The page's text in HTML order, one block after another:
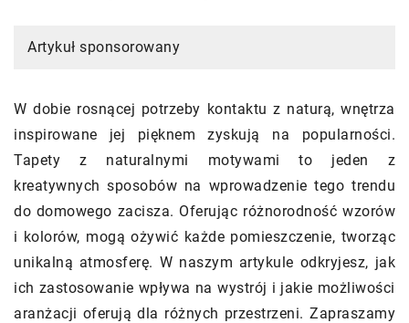
Artykuł sponsorowany
W dobie rosnącej potrzeby kontaktu z naturą, wnętrza
inspirowane jej pięknem zyskują na popularności.
Tapety z naturalnymi motywami to jeden z
kreatywnych sposobów na wprowadzenie tego trendu
do domowego zacisza. Oferując różnorodność wzorów
i kolorów, mogą ożywić każde pomieszczenie, tworząc
unikalną atmosferę. W naszym artykule odkryjesz, jak
ich zastosowanie wpływa na wystrój i jakie możliwości
aranżacji oferują dla różnych przestrzeni. Zapraszamy